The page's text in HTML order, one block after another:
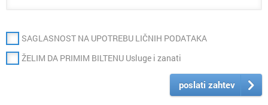
SAGLASNOST NA UPOTREBU LIČNIH PODATAKA
ŽELIM DA PRIMIM BILTENU Usluge i zanati
poslati zahtev